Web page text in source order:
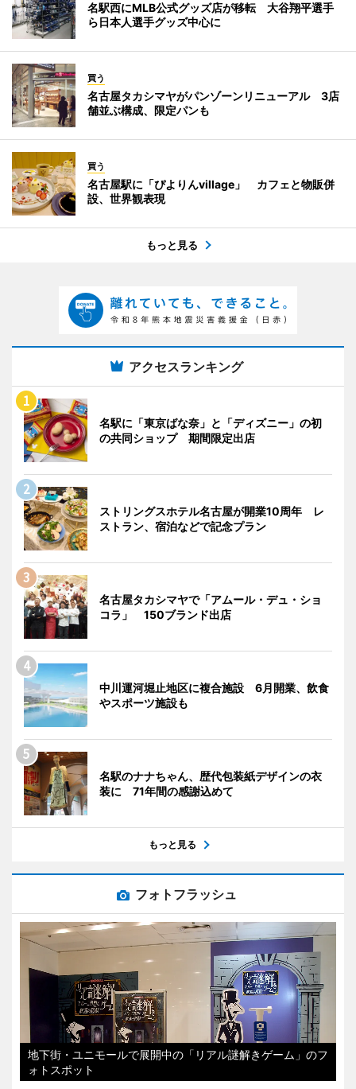
名駅西にMLB公式グッズ店が移転 大谷翔平選手
ら日本人選手グッズ中心に
買う
名古屋タカシマヤがパンゾーンリニューアル 3店
舗並ぶ構成、限定パンも
買う
名古屋駅に「ぴよりんvillage」 カフェと物販併
設、世界観表現
もっと見る
アクセスランキング
名駅に「東京ばな奈」と「ディズニー」の初
の共同ショップ 期間限定出店
ストリングスホテル名古屋が開業10周年 レ
ストラン、宿泊などで記念プラン
名古屋タカシマヤで「アムール・デュ・ショ
コラ」 150ブランド出店
中川運河堀止地区に複合施設 6月開業、飲食
やスポーツ施設も
名駅のナナちゃん、歴代包装紙デザインの衣
装に 71年間の感謝込めて
もっと見る
フォトフラッシュ
地下街・ユニモールで展開中の「リアル謎解きゲーム」のフ
ォトスポット